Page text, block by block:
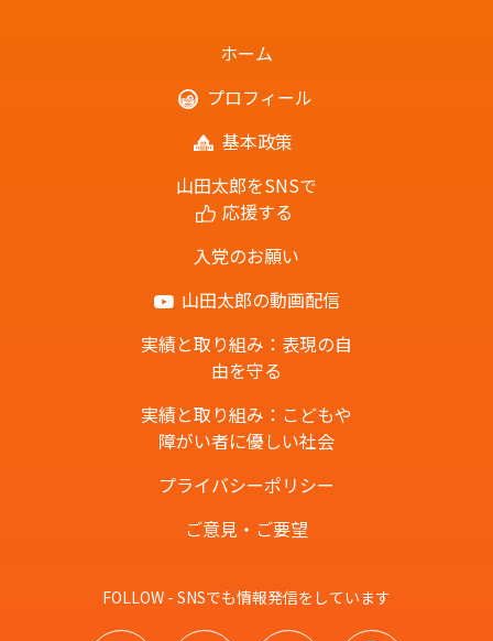
ホーム
プロフィール
基本政策
山田太郎をSNSで
応援する
入党のお願い
山田太郎の動画配信
実績と取り組み：表現の自
由を守る
実績と取り組み：こどもや
障がい者に優しい社会
プライバシーポリシー
ご意見・ご要望
FOLLOW - SNSでも情報発信をしています